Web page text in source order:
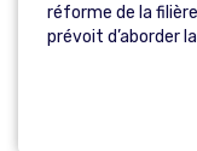
réforme de la
prévoit d’aborder